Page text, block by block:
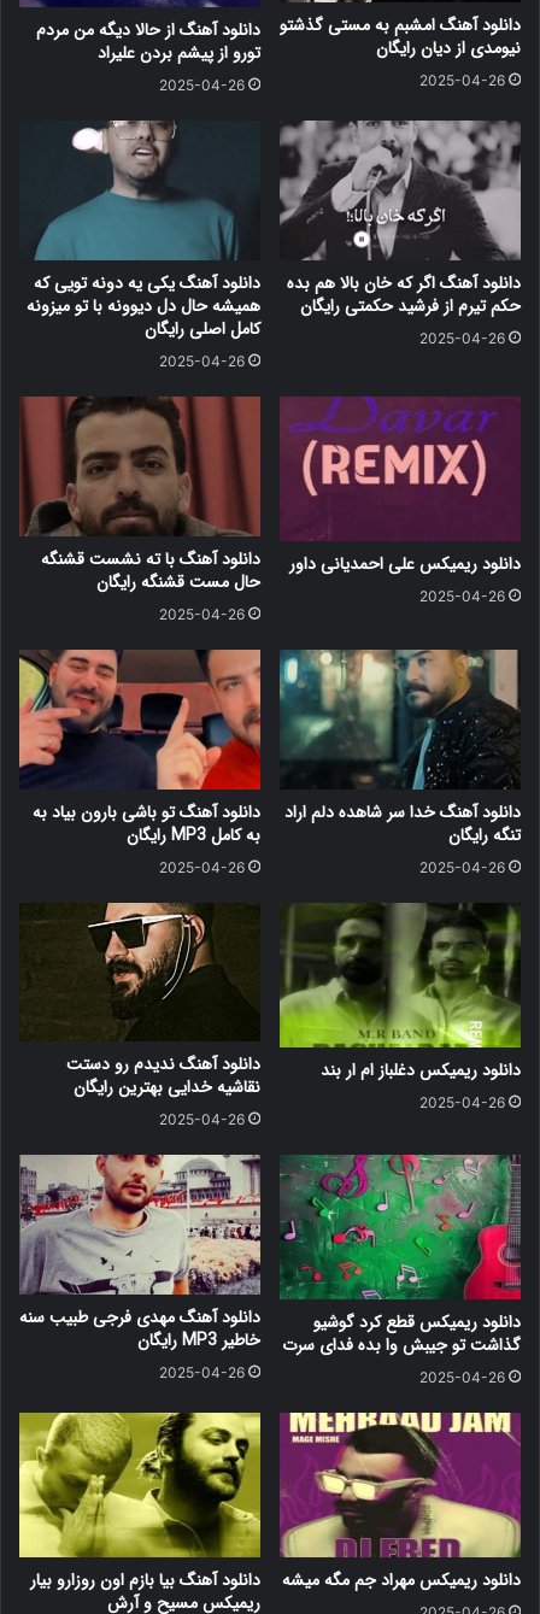
دانلود آهنگ امشبم به مستی گذشتو
نیومدی از دیان رایگان
2025-04-26
دانلود آهنگ از حالا دیگه من مردم
تورو از پیشم بردن علیراد
2025-04-26
دانلود آهنگ اگر که خان بالا هم بده
حکم تیرم از فرشید حکمتی رایگان
2025-04-26
دانلود آهنگ یکی یه دونه تویی که
همیشه حال دل دیوونه با تو میزونه
کامل اصلی رایگان
2025-04-26
دانلود ریمیکس علی احمدیانی داور
2025-04-26
دانلود آهنگ با ته نشست قشنگه
حال مست قشنگه رایگان
2025-04-26
دانلود آهنگ خدا سر شاهده دلم اراد
تنگه رایگان
2025-04-26
دانلود آهنگ ﺗﻮ ﺑﺎﺷﻰ ﺑﺎرون ﺑﻴﺎد ﺑﻪ
ﺑﻪ کامل MP3 رایگان
2025-04-26
دانلود ریمیکس دغلباز ام ار بند
2025-04-26
دانلود آهنگ ندیدم رو دستت
نقاشیه خدایی بهترین رایگان
2025-04-26
دانلود ریمیکس قطع کرد گوشیو
گذاشت تو جیبش وا بده فدای سرت
2025-04-26
دانلود آهنگ مهدی فرجی طبیب سنه
خاطیر MP3 رایگان
2025-04-26
دانلود ریمیکس مهراد جم مگه میشه
دانلود آهنگ بیا بازم اون روزارو بیار
ریمیکس مسیح و آرش